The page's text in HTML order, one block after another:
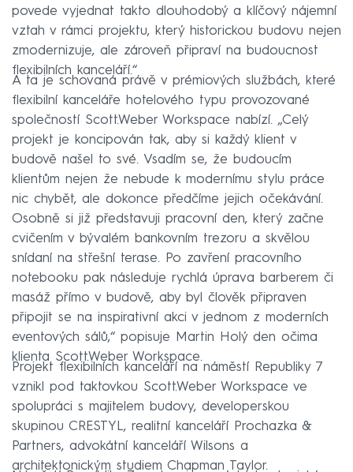
povede vyjednat takto dlouhodobý a klíčový nájemní
vztah v rámci projektu, který historickou budovu nejen
zmodernizuje, ale zároveň připraví na budoucnost
flexibilních kanceláří.“
A ta je schovaná právě v prémiových službách, které
flexibilní kanceláře hotelového typu provozované
společností Scott.Weber Workspace nabízí. „Celý
projekt je koncipován tak, aby si každý klient v
budově našel to své. Vsadím se, že budoucím
klientům nejen že nebude k modernímu stylu práce
nic chybět, ale dokonce předčíme jejich očekávání.
Osobně si již představuji pracovní den, který začne
cvičením v bývalém bankovním trezoru a skvělou
snídaní na střešní terase. Po zavření pracovního
notebooku pak následuje rychlá úprava barberem či
masáž přímo v budově, aby byl člověk připraven
připojit se na inspirativní akci v jednom z moderních
eventových sálů,“ popisuje Martin Holý den očima
klienta Scott.Weber Workspace.
Projekt flexibilních kanceláří na náměstí Republiky 7
vznikl pod taktovkou Scott.Weber Workspace ve
spolupráci s majitelem budovy, developerskou
skupinou CRESTYL, realitní kanceláří Prochazka &
Partners, advokátní kanceláří Wilsons a
architektonickým studiem Chapman Taylor.